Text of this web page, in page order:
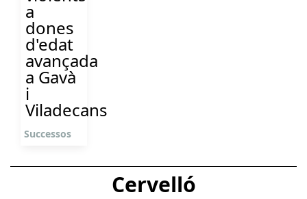
a
dones
d'edat
avançada
a Gavà
i
Viladecans
Successos
Cervelló